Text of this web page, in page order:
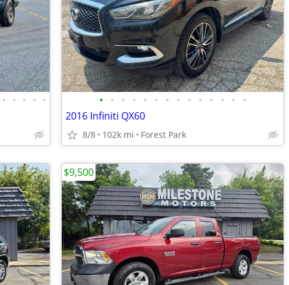
• • • • • • • • • • • • • • • • • • •
2016 Infiniti QX60
8/8 102k mi Forest Park
$9,500